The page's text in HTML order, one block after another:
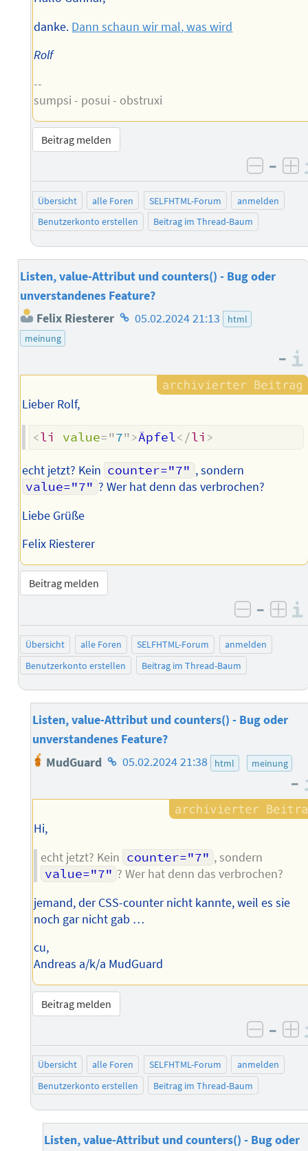
danke. Dann schaun wir mal, was wird
Rolf
--
sumpsi - posui - obstruxi
Beitrag melden
–
Übersicht alle Foren SELFHTML-Forum
anmelden
Benutzerkonto erstellen
Beitrag im Thread-Baum
Listen, value-Attribut und counters() - Bug oder
unverstandenes Feature?
Felix Riesterer Homepage
05.02.2024 21:13
html
meinung
–
Lieber Rolf,
<li value="7">Äpfel</li >
echt jetzt? Kein counter="7" , sondern
value="7" ? Wer hat denn das verbrochen?
Liebe Grüße
Felix Riesterer
Beitrag melden
negativ
–
Übersicht alle Foren SELFHTML-Forum
anmelden
Benutzerkonto erstellen
Beitrag im Thread-Baum
Listen, value-Attribut und counters() - Bug oder
unverstandenes Feature?
MudGuard Homepage
Autors
05.02.2024 21:38 html meinung
–
Hi,
echt jetzt? Kein counter="7" , sondern
value="7" ? Wer hat denn das verbrochen?
jemand, der CSS-counter nicht kannte, weil es sie
noch gar nicht gab …
cu,
Andreas a/k/a MudGuard
Beitrag melden
–
Übersicht alle Foren SELFHTML-Forum
anmelden
Benutzerkonto erstellen
Beitrag im Thread-Baum
Listen, value-Attribut und counters() - Bug oder